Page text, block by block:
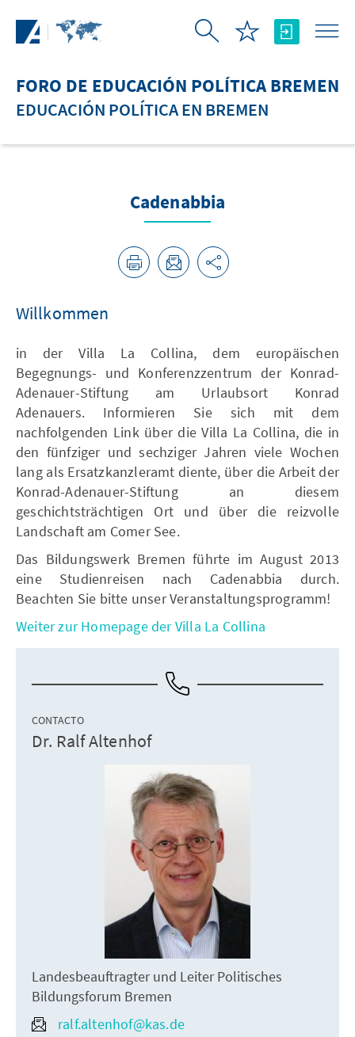
FORO DE EDUCACIÓN POLÍTICA BREMEN
EDUCACIÓN POLÍTICA EN BREMEN
Cadenabbia
Willkommen
in der Villa La Collina, dem europäischen
Begegnungs- und Konferenzzentrum der Konrad-
Adenauer-Stiftung am Urlaubsort Konrad
Adenauers. Informieren Sie sich mit dem
nachfolgenden Link über die Villa La Collina, die in
den fünfziger und sechziger Jahren viele Wochen
lang als Ersatzkanzleramt diente, über die Arbeit der
Konrad-Adenauer-Stiftung an diesem
geschichtsträchtigen Ort und über die reizvolle
Landschaft am Comer See.
Das Bildungswerk Bremen führte im August 2013
eine Studienreisen nach Cadenabbia durch.
Beachten Sie bitte unser Veranstaltungsprogramm!
Weiter zur Homepage der Villa La Collina
CONTACTO
Dr. Ralf Altenhof
Landesbeauftragter und Leiter Politisches
Bildungsforum Bremen
ralf.altenhof@kas.de